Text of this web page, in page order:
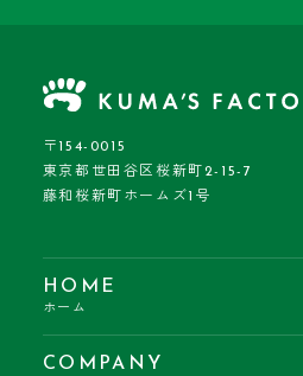
〒154-0015
東京都世田谷区桜新町2-15-7
藤和桜新町ホームズ1号
HOME
ホーム
COMPANY